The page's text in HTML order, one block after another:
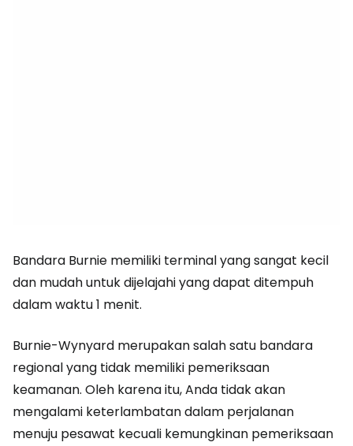
Bandara Burnie memiliki terminal yang sangat kecil
dan mudah untuk dijelajahi yang dapat ditempuh
dalam waktu 1 menit.
Burnie-Wynyard merupakan salah satu bandara
regional yang tidak memiliki pemeriksaan
keamanan. Oleh karena itu, Anda tidak akan
mengalami keterlambatan dalam perjalanan
menuju pesawat kecuali kemungkinan pemeriksaan